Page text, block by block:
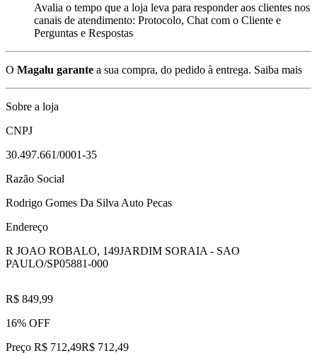
Avalia o tempo que a loja leva para responder aos clientes nos
canais de atendimento: Protocolo, Chat com o Cliente e
Perguntas e Respostas
O Magalu garante a sua compra, do pedido à entrega. Saiba mais
Sobre a loja
CNPJ
30.497.661/0001-35
Razão Social
Rodrigo Gomes Da Silva Auto Pecas
Endereço
R JOAO ROBALO, 149JARDIM SORAIA - SAO
PAULO/SP05881-000
R$ 849,99
16% OFF
Preço R$ 712,49R$ 712,49